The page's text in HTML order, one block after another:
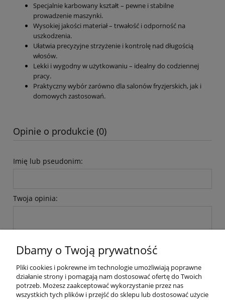
Specjalnie karbowany kształt – pewne i stabilne
prowadzenie maszynki.
Wysokiej jakości materiał – trwałość i odporność na
uszkodzenia.
Ułatwia precyzyjne strzyżenie i kontrolę nad długością
włosów.
Lekki i wygodny w użytkowaniu – idealny do codziennej
pracy.
Praktyczny wybór zarówno dla salonów fryzjerskich, jak i
domowych zastosowań.
Opinie o produkcie (0)
Imię lub pseudonim:
Twoja opinia:
wyślij
Dbamy o Twoją prywatność
Pliki cookies i pokrewne im technologie umożliwiają poprawne
działanie strony i pomagają nam dostosować ofertę do Twoich
potrzeb. Możesz zaakceptować wykorzystanie przez nas
wszystkich tych plików i przejść do sklepu lub dostosować użycie